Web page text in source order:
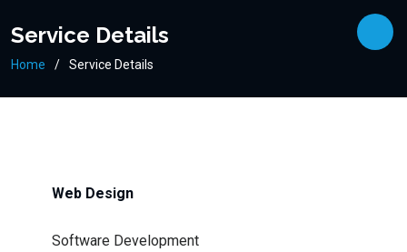
Service Details
Home Service Details
Web Design
Software Development